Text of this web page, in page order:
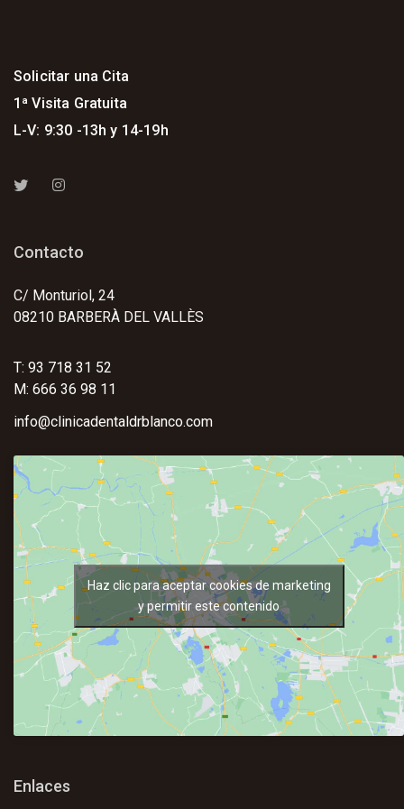
Solicitar una Cita
1ª Visita Gratuita
L-V: 9:30 -13h y 14-19h
Contacto
C/ Monturiol, 24
08210 BARBERÀ DEL VALLÈS
T: 93 718 31 52
M: 666 36 98 11
info@clinicadentaldrblanco.com
Haz clic para aceptar cookies de marketing
y permitir este contenido
Enlaces